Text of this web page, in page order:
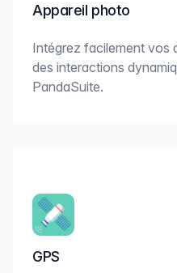
Appareil photo
Intégrez facilement vos
des interactions
PandaSuite.
GPS